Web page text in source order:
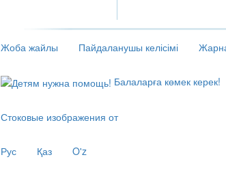
Жоба жайлы Пайдаланушы келісімі
Балаларға көмек керек!
Стоковые изображения от
Рус Қаз O'z